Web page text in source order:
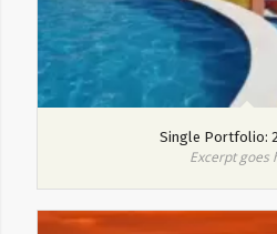
Single Portfolio:
Excerpt goes